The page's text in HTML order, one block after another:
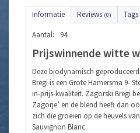
Informatie Reviews (0) Tags
Aantal: 94
Prijswinnende witte
Deze biodynamisch
Bregi is een Grote Hamersma 9-
in-prijs-kwaliteit⁠. Zagorski Bregi
Zagorje’ en de blend heeft dan
zich die groeien op de heuvels
Sauvignon Blanc.